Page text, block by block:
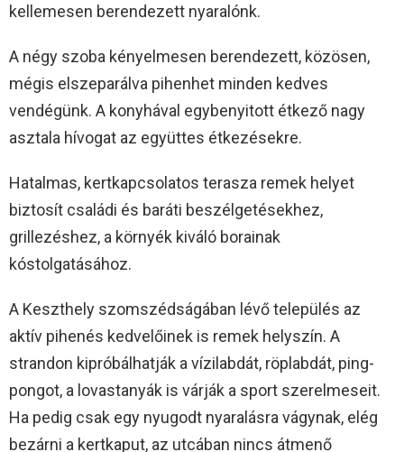
kellemesen berendezett nyaralónk.
A négy szoba kényelmesen berendezett, közösen,
mégis elszeparálva pihenhet minden kedves
vendégünk. A konyhával egybenyitott étkező nagy
asztala hívogat az együttes étkezésekre.
Hatalmas, kertkapcsolatos terasza remek helyet
biztosít családi és baráti beszélgetésekhez,
grillezéshez, a környék kiváló borainak
kóstolgatásához.
A Keszthely szomszédságában lévő település az
aktív pihenés kedvelőinek is remek helyszín. A
strandon kipróbálhatják a vízilabdát, röplabdát, ping-
pongot, a lovastanyák is várják a sport szerelmeseit.
Ha pedig csak egy nyugodt nyaralásra vágynak, elég
bezárni a kertkaput, az utcában nincs átmenő